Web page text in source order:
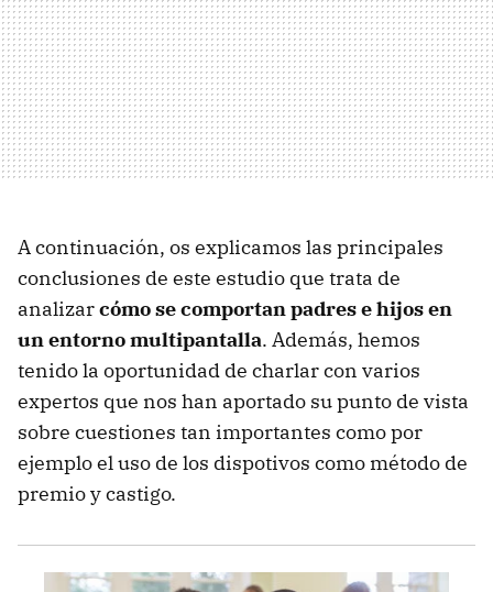
A continuación, os explicamos las principales
conclusiones de este estudio que trata de
analizarcómo se comportan padres e hijos en
un entorno multipantalla. Además, hemos
tenido la oportunidad de charlar con varios
expertos que nos han aportado su punto de vista
sobre cuestiones tan importantes como por
ejemplo el uso de los dispotivos como método de
premio y castigo.